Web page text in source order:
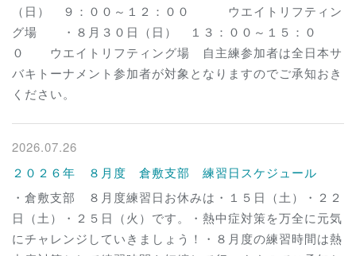
（日） ９：００～１２：００ ウエイトリフティン
グ場 ・８月３０日（日） １３：００～１５：０
０ ウエイトリフティング場 自主練参加者は全日本サ
バキトーナメント参加者が対象となりますのでご承知おき
ください。
2026.07.26
２０２６年 ８月度 倉敷支部 練習日スケジュール
・倉敷支部 ８月度練習日お休みは・１５日（土）・２２
日（土）・２５日（火）です。・熱中症対策を万全に元気
にチャレンジしていきましょう！・８月度の練習時間は熱